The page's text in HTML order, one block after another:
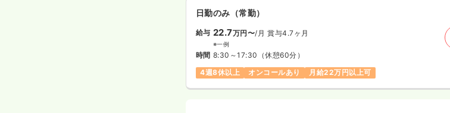
日勤のみ（常勤）
給与 22.7万円〜/月 賞与4.7ヶ月
※一例
時間 8:30～17:30 （休憩60分）
4週8休以上
オンコールあり 月給22万円以上可